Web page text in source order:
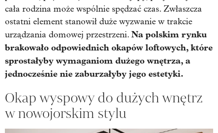
cała rodzina może wspólnie spędzać czas. Zwłaszcza
ostatni element stanowił duże wyzwanie w trakcie
urządzania domowej przestrzeni. Na polskim rynku
brakowało odpowiednich okapów loftowych, które
sprostałyby wymaganiom dużego wnętrza, a
jednocześnie nie zaburzałyby jego estetyki.
Okap wyspowy do dużych wnętrz
w nowojorskim stylu